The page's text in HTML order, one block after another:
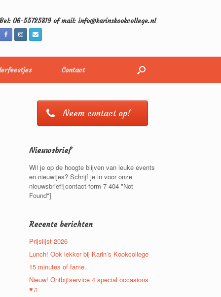
Bel: 06-55725819 of mail: info@karinskookcollege.nl
Contact
Neem contact op!
Nieuwsbrief
Wil je op de hoogte blijven van leuke events
en nieuwtjes? Schrijf je in voor onze
nieuwsbrief![contact-form-7 404 "Not
Found"]
Recente berichten
Prijslijst 2026
Lunch! Ook lekker bij Karin’s Kookcollege
15 minutes of fame.
Nieuw! Ontbijtservice 4 special occasions
♥♫